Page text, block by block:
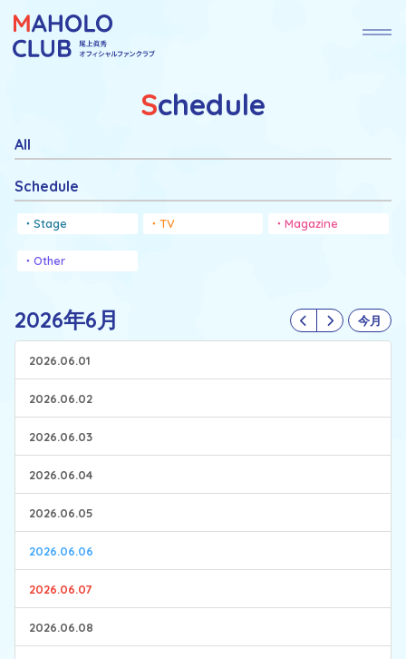
Schedule
All
Schedule
Stage TV Magazine
Other
2026年6月 今月
2026.06.01
2026.06.02
2026.06.03
2026.06.04
2026.06.05
2026.06.06
2026.06.07
2026.06.08